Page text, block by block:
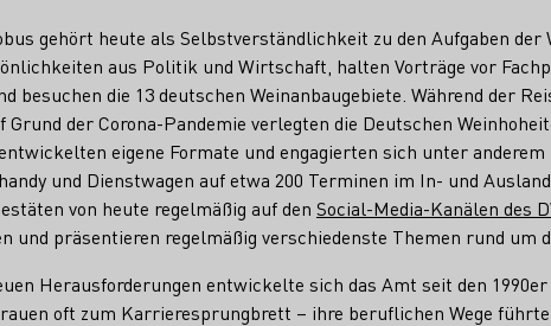
gehört heute als Selbstverständlichkeit zu den Aufgaben der
aus Politik und Wirtschaft, halten Vorträge vor
besuchen die 13 deutschen Weinanbaugebiete. Während der
der Corona-Pandemie verlegten die Deutschen
eigene Formate und engagierten sich unter anderem
und Dienstwagen auf etwa 200 Terminen im In- und
von heute regelmäßig auf den Social-Media-Kanälen des
und präsentieren regelmäßig verschiedenste Themen rund um
Herausforderungen entwickelte sich das Amt seit den
oft zum Karrieresprungbrett – ihre beruflichen Wege